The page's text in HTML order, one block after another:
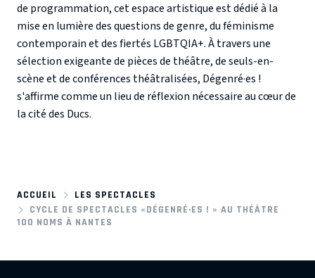
de programmation, cet espace artistique est dédié à la
mise en lumière desquestions de genre, duféminisme
contemporainet desfiertés LGBTQIA+. À travers une
sélection exigeante de pièces de théâtre, de seuls-en-
scène et de conférences théâtralisées, Dégenré·es !
s'affirme comme un lieu de réflexion nécessaire au cœur de
la cité des Ducs.
ACCUEIL
LES SPECTACLES
CYCLE DE SPECTACLES «DÉGENRÉ·ES ! » AU THÉÂTRE
100 NOMS À NANTES